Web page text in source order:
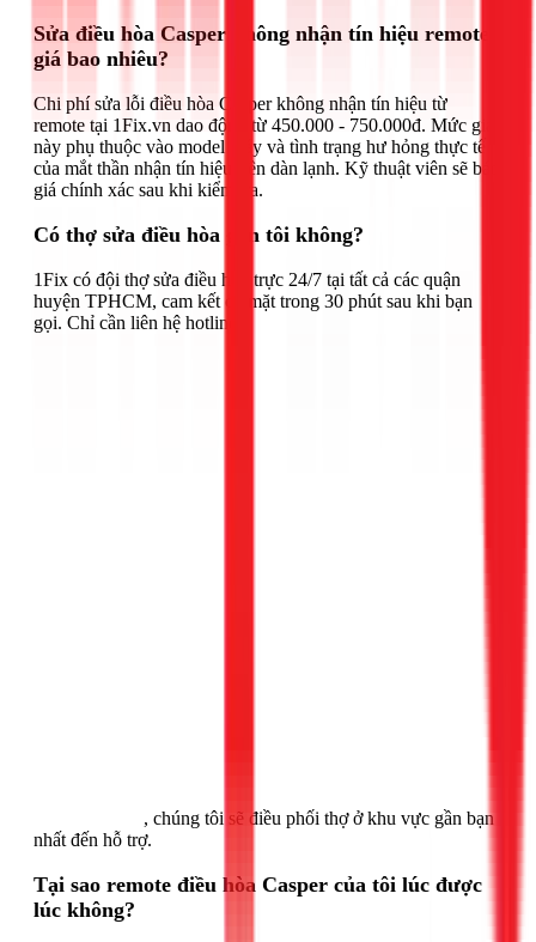
Sửa điều hòa Casper không nhận tín hiệu remote
giá bao nhiêu?
Chi phí sửa lỗi điều hòa Casper không nhận tín hiệu từ
remote tại 1Fix.vn dao động từ 450.000 - 750.000đ. Mức giá
này phụ thuộc vào model máy và tình trạng hư hỏng thực tế
của mắt thần nhận tín hiệu trên dàn lạnh. Kỹ thuật viên sẽ báo
giá chính xác sau khi kiểm tra.
Có thợ sửa điều hòa gần tôi không?
1Fix có đội thợ sửa điều hòa trực 24/7 tại tất cả các quận
huyện TPHCM, cam kết có mặt trong 30 phút sau khi bạn
gọi. Chỉ cần liên hệ hotline
, chúng tôi sẽ điều phối thợ ở khu vực gần bạn
nhất đến hỗ trợ.
Tại sao remote điều hòa Casper của tôi lúc được
lúc không?